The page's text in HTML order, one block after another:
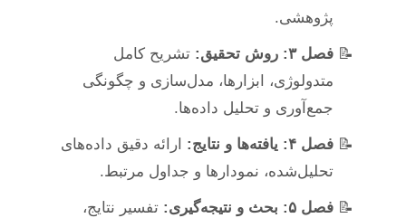
پژوهشی.
فصل ۳: روش تحقیق:
تشریح کامل
متدولوژی، ابزارها، مدل‌سازی و چگونگی
جمع‌آوری و تحلیل داده‌ها.
فصل ۴: یافته‌ها و نتایج:
ارائه دقیق داده‌های
تحلیل‌شده، نمودارها و جداول مرتبط.
فصل ۵: بحث و نتیجه‌گیری:
تفسیر نتایج،